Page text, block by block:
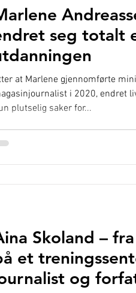
seg totalt
at Marlene gjennomførte
i 2020, endret
plutselig saker for...
Skoland –
et
og